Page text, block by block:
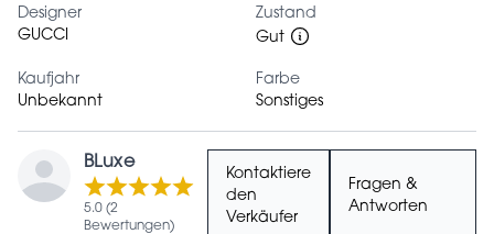
Designer
GUCCI
Zustand
Gut
Kaufjahr
Unbekannt
Farbe
Sonstiges
BLuxe
5.0 (2
Bewertungen)
Kontaktiere
den
Verkäufer
Fragen &
Antworten